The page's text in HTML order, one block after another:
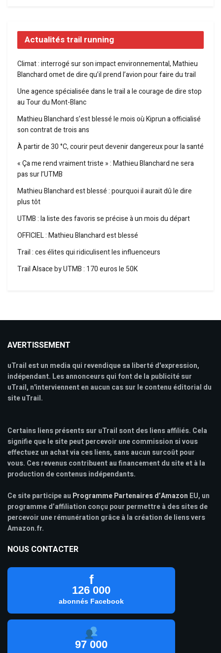
Actualités trail running
Climat : interrogé sur son impact environnemental, Mathieu
Blanchard omet de dire qu’il prend l’avion pour faire du trail
Une agence spécialisée dans le trail a le courage de dire stop
au Tour du Mont-Blanc
Mathieu Blanchard s’est blessé le mois où Kiprun a officialisé
son contrat de trois ans
À partir de 30 °C, courir peut devenir dangereux pour la santé
« Ça me rend vraiment triste » : Mathieu Blanchard ne sera
pas sur l’UTMB
Mathieu Blanchard est blessé : pourquoi il aurait dû le dire
plus tôt
UTMB : la liste des favoris se précise à un mois du départ
OFFICIEL : Mathieu Blanchard est blessé
Trail : ces élites qui ridiculisent les influenceurs
Trail Alsace by UTMB : 170 euros le 50K
AVERTISSEMENT
uTrail est un media qui revendique sa liberté d'expression,
indépendant. Les annonceurs qui font de la publicité sur
uTrail, n'interviennent en aucun cas sur le contenu éditorial du
site uTrail.
Certains liens présents sur uTrail sont des liens affiliés. Cela
signifie que le site peut percevoir une commission si vous
effectuez un achat via ces liens, sans aucun surcoût pour
vous. Ces revenus contribuent au financement du site et à la
production de contenus indépendants.
Ce site participe au Programme Partenaires d’Amazon EU, un
programme d’affiliation conçu pour permettre à des sites de
percevoir une rémunération grâce à la création de liens vers
Amazon.fr.
NOUS CONTACTER
f
126 000
abonnés Facebook
97 000